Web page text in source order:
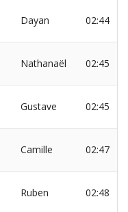
Dayan 02:44
Nathanaël 02:45
Gustave 02:45
Camille 02:47
Ruben 02:48